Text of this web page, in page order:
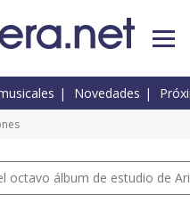
Novedades
octavo álbum de estudio de